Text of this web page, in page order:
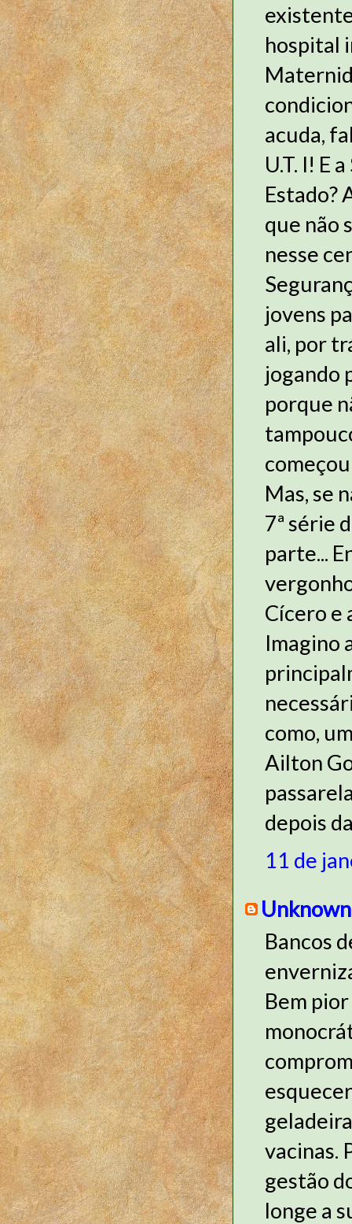
hospital
acuda,
U.T. I! E
Estado?
que não
nesse
jovens
ali, por
jogando
porque
Mas, se
7ª série
parte...
Cícero e
Imagino
como,
Ailton
depois
11 de
Unknown
Bancos
Bem
vacinas.
gestão
longe a